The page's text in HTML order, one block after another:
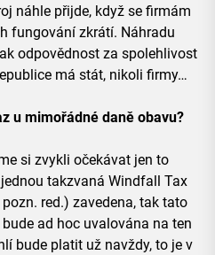
náhle přijde, když se firmám
fungování zkrátí. Náhradu
odpovědnost za spolehlivost
má stát, nikoli firmy…
u mimořádné daně obavu?
si zvykli očekávat jen to
takzvaná Windfall Tax
red.) zavedena, tak tato
ad hoc uvalována na ten
bude platit už navždy, to je v